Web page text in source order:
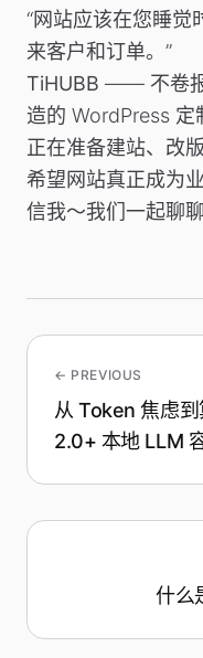
“网站应该在您睡觉
来客户和订单。”
TiHUBB —— 不卷报
造的 WordPress 定
正在准备建站、改
希望网站真正成为
信我～我们一起聊
← PREVIOUS
从 Token 焦虑
2.0+ 本地 LLM
什么